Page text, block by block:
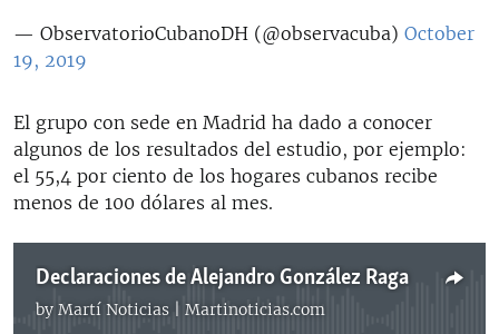
— ObservatorioCubanoDH (@observacuba) October
19, 2019
El grupo con sede en Madrid ha dado a conocer
algunos de los resultados del estudio, por ejemplo:
el 55,4 por ciento de los hogares cubanos recibe
menos de 100 dólares al mes.
Declaraciones de Alejandro González Raga
by Martí Noticias | Martinoticias.com
No media source currently available